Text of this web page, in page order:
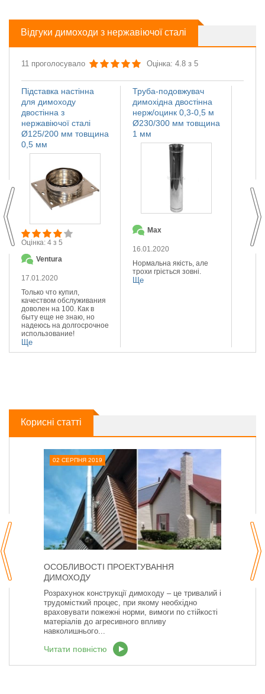
Відгуки димоходи з нержавіючої сталі
11 проголосувало Оцінка: 4.8 з 5
Труба-подовжувач
димохідна двостінна
нерж/оцинк 0,3-0,5 м
Ø230/300 мм товщина
1 мм
Max
16.01.2020
Нормальна якість, але
трохи гріється зовні.
Ще
Підставка настінна
для димоходу
двостінна з
нержавіючої сталі
Ø125/200 мм товщина
0,5 мм
Оцінка: 4 з 5
Ventura
17.01.2020
Только что купил,
качеством обслуживания
доволен на 100. Как в
быту еще не знаю, но
надеюсь на долгосрочное
использование!
Ще
Корисні статті
02 СЕРПНЯ 2019
ОСОБЛИВОСТІ ПРОЕКТУВАННЯ
ДИМОХОДУ
Розрахунок конструкції димоходу – це тривалий і
трудомісткий процес, при якому необхідно
враховувати пожежні норми, вимоги по стійкості
матеріалів до агресивного впливу
навколишнього...
Читати повністю